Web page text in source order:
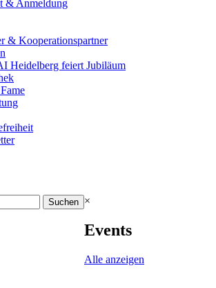
& Anmeldung
& Kooperationspartner
Heidelberg feiert Jubiläum
×
Events
Alle anzeigen